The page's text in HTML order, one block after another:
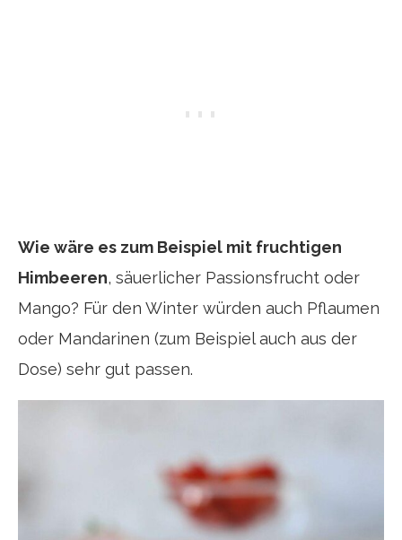
Wie wäre es zum Beispiel mit fruchtigen
Himbeeren, säuerlicher Passionsfrucht oder
Mango? Für den Winter würden auch Pflaumen
oder Mandarinen (zum Beispiel auch aus der
Dose) sehr gut passen.